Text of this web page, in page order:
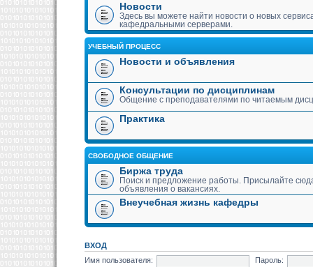
Новости
Здесь вы можете найти новости о новых
кафедральными серверами.
УЧЕБНЫЙ ПРОЦЕСС
Новости и объявления
Консультации по дисциплинам
Общение с преподавателями по читаемым
Практика
СВОБОДНОЕ ОБЩЕНИЕ
Биржа труда
Поиск и предложение работы. Присылайте
объявления о вакансиях.
Внеучебная жизнь кафедры
ВХОД
Имя пользователя:
Пароль: